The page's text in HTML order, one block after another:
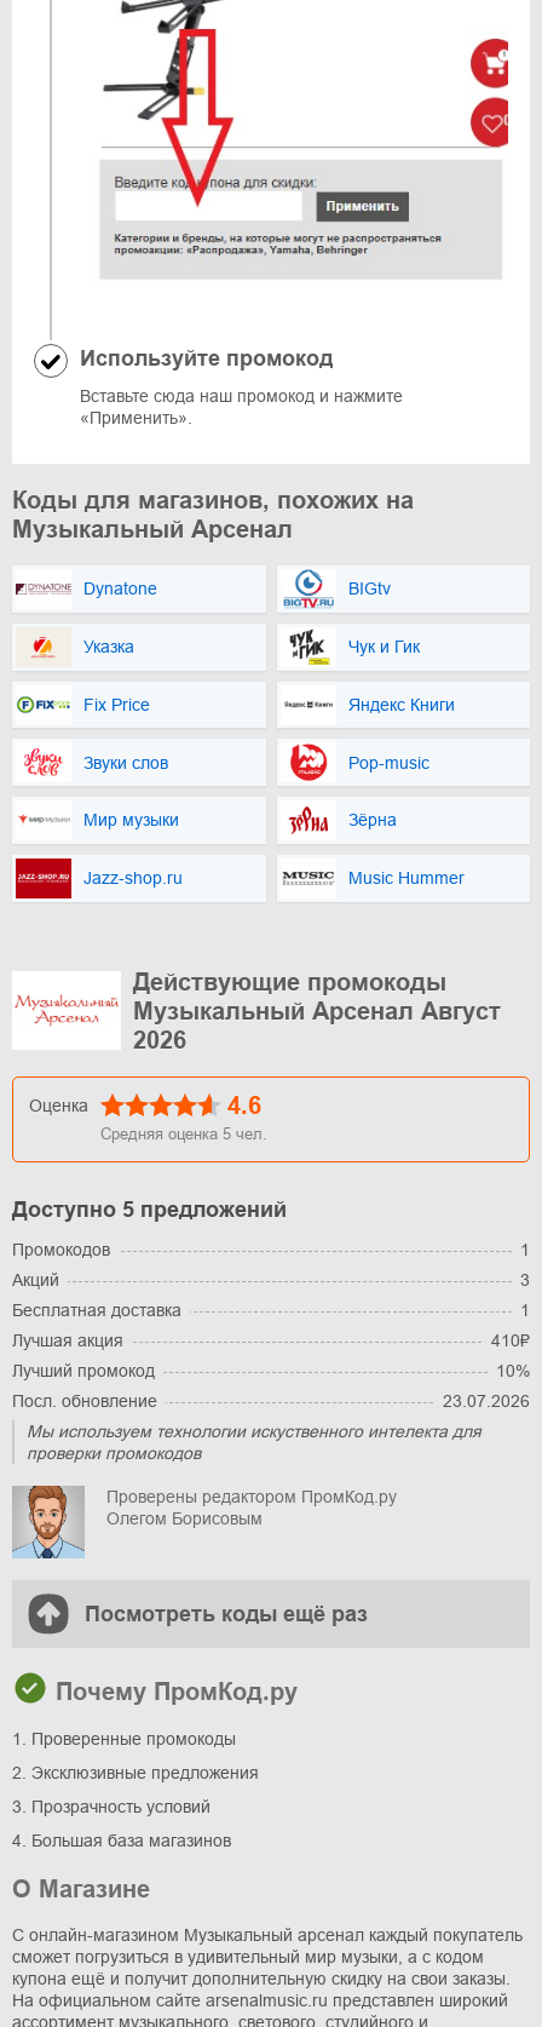
Используйте промокод
Вставьте сюда наш промокод и нажмите
«Применить».
Коды для магазинов, похожих на
Музыкальный Арсенал
Dynatone BIGtv
Указка Чук и Гик
Fix Price Яндекс Книги
Звуки слов Pop-music
Мир музыки Зёрна
Jazz-shop.ru Music Hummer
Действующие промокоды
Музыкальный Арсенал Август
2026
Оценка 4.6
Средняя оценка 5 чел.
Доступно 5 предложений
Промокодов
1
Акций
3
Бесплатная доставка
1
Лучшая акция
410₽
Лучший промокод
10%
Посл. обновление
23.07.2026
Мы используем технологии искуственного интелекта для
проверки промокодов
Проверены редактором ПромКод.ру
Олегом Борисовым
Посмотреть коды ещё раз
Почему ПромКод.ру
1. Проверенные промокоды
2. Эксклюзивные предложения
3. Прозрачность условий
4. Большая база магазинов
О Магазине
С онлайн-магазином Музыкальный арсенал каждый покупатель
сможет погрузиться в удивительный мир музыки, а с кодом
купона ещё и получит дополнительную скидку на свои заказы.
На официальном сайте arsenalmusic.ru представлен широкий
ассортимент музыкального, светового, студийного и